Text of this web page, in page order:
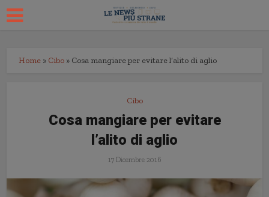
Home » Cibo » Cosa mangiare per evitare l’alito di aglio
Cibo
Cosa mangiare per evitare
l’alito di aglio
17 Dicembre 2016